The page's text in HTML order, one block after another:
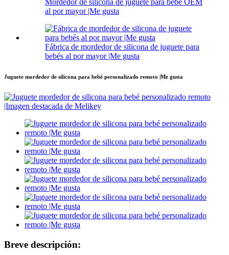
Mordedor de silicona de juguete para bebé OEM
al por mayor |Me gusta
Fábrica de mordedor de silicona de juguete para
bebés al por mayor |Me gusta
Juguete mordedor de silicona para bebé personalizado remoto |Me gusta
Breve descripción: